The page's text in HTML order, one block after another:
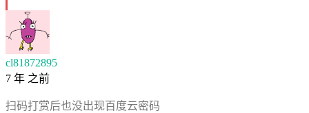
cl81872895
7 年 之前
扫码打赏后也没出现百度云密码